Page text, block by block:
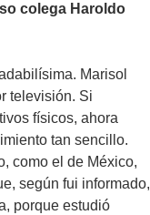
colega Haroldo
Marisol
televisión. Si
físicos, ahora
tan sencillo.
como el de México,
según fui informado,
porque estudió